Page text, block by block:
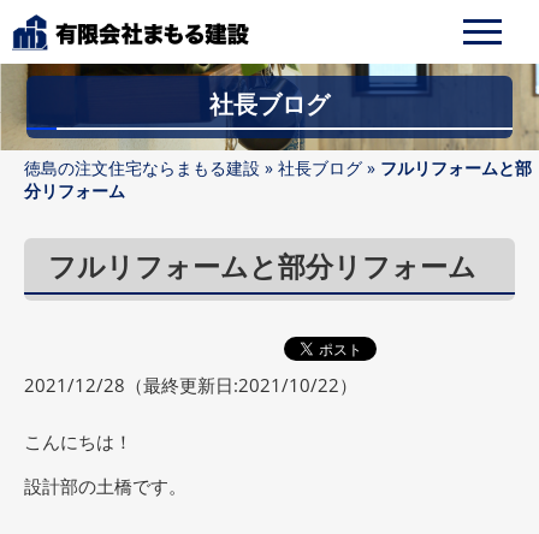
社長ブログ
徳島の注文住宅ならまもる建設 » 社長ブログ » フルリフォームと部
分リフォーム
フルリフォームと部分リフォーム
2021/12/28 （最終更新日:2021/10/22）
こんにちは！
設計部の土橋です。